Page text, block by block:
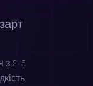
з 2–5